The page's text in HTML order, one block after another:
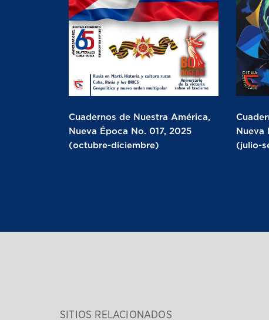
Cuadernos de Nuestra América,
Nueva Época No. 017, 2025
(octubre-diciembre)
Nueva
(julio-
SITIOS RELACIONADOS